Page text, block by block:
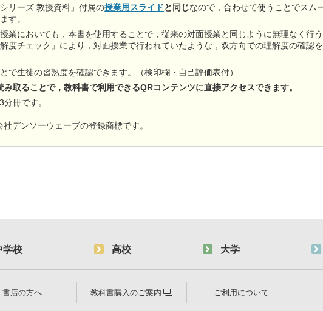
リーズ 教授資料」付属の授業用スライドと同じなので，合わせて使うことでスム
す。
業においても，本書を使用することで，従来の対面授業と同じように無理なく行
度チェック」により，対面授業で行われていたような，双方向での理解度の確認
で生徒の習熟度を確認できます。（検印欄・自己評価表付）
取ることで，教科書で利用できるQRコンテンツに直接アクセスできます。
冊です。
デンソーウェーブの登録商標です。
学校 高校 大学
書店の方へ 教科書購入のご案内 ご利用について